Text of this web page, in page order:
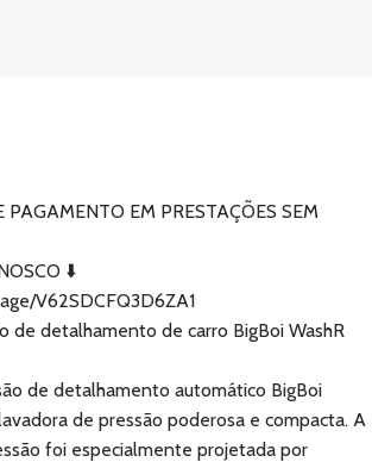
PAGAMENTO EM PRESTAÇÕES SEM
⬇️
V62SDCFQ3D6ZA1
de detalhamento de carro BigBoi WashR
de detalhamento automático BigBoi
de pressão poderosa e compacta. A
foi especialmente projetada por